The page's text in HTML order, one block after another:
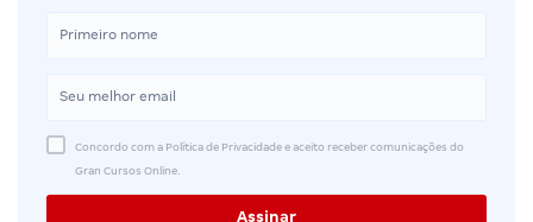
Concordo com a Política de Privacidade e aceito receber comunicações do
Gran Cursos Online.